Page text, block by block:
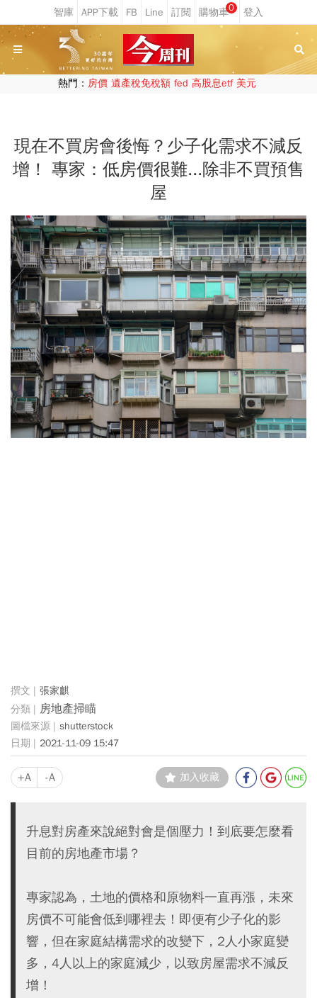
0
熱門： 房價 遺產稅免稅額 fed 高股息etf 美元
現在不買房會後悔？少子化需求不減反
增！ 專家：低房價很難...除非不買預售
屋
張家麒
房地產掃瞄
shutterstock
2021-11-09 15:47
+A -A 加入收藏
升息對房產來說絕對會是個壓力！到底要怎麼看
目前的房地產市場？
專家認為，土地的價格和原物料一直再漲，未來
房價不可能會低到哪裡去！即便有少子化的影
響，但在家庭結構需求的改變下，2人小家庭變
多，4人以上的家庭減少，以致房屋需求不減反
增！